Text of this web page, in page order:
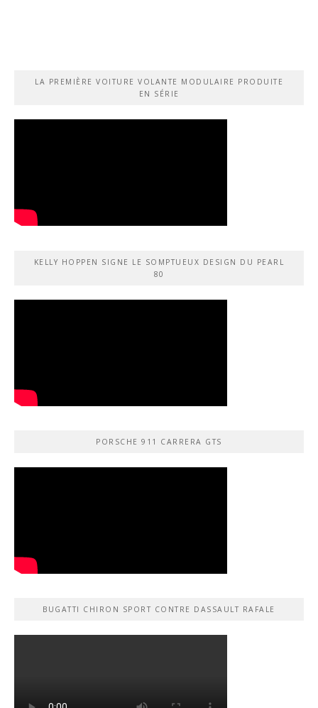
LA PREMIÈRE VOITURE VOLANTE MODULAIRE PRODUITE
EN SÉRIE
KELLY HOPPEN SIGNE LE SOMPTUEUX DESIGN DU PEARL
80
PORSCHE 911 CARRERA GTS
BUGATTI CHIRON SPORT CONTRE DASSAULT RAFALE